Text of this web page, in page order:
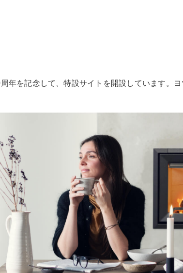
年を記念して、特設サイトを開設しています。